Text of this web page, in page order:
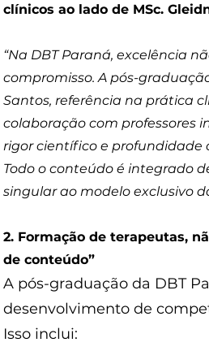
clínicos ao lado de MSc.
“Na DBT Paraná, excelência
compromisso. A pós-
Santos, referência na prática
colaboração com professores
rigor científico e profundidade
Todo o conteúdo é integrado
singular ao modelo exclusivo
2. Formação de terapeutas,
de conteúdo”
A pós-graduação da DBT
desenvolvimento de
Isso inclui: